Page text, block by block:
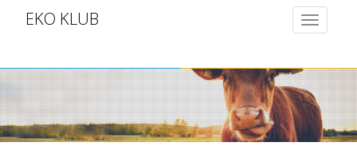
EKO KLUB
Toggle